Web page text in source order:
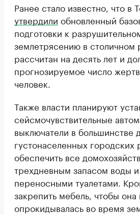
Ранее стало известно, что в
утвердили обновленный
подготовки к
землетрясению в столичном
рассчитан на десять лет и
прогнозируемое число
человек.
Также власти планируют
сейсмочувствительные
выключатели в большинстве
густонаселенных городских
обеспечить все
трехдневным запасом воды
переносными туалетами.
закрепить мебель, чтобы она
опрокидывалась во время